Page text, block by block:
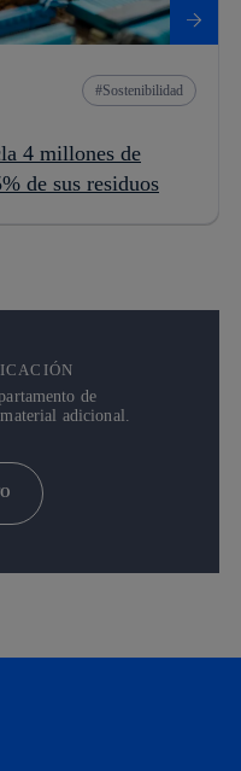
Sostenibilidad
4 millones de
de sus residuos
de
adicional.